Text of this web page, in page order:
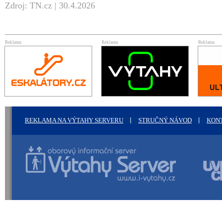
Zdroj: TN.cz | 30.4.2026
Reklama Reklama Reklama
REKLAMA NA VÝTAHY SERVERU STRUČNÝ NÁVOD